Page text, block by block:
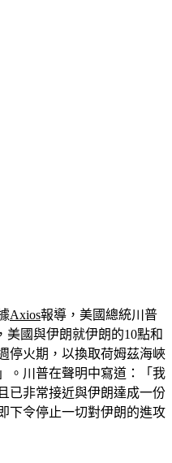
Axios報導，美國總統川普
美國與伊朗就伊朗的10點和
停火期，以換取荷姆茲海峽
。川普在聲明中寫道：「我
已非常接近與伊朗達成一份
下令停止一切對伊朗的進攻